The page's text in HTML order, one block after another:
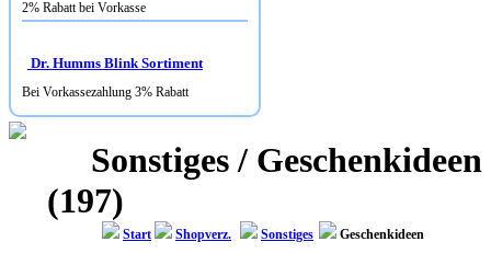
Dr. Humms Blink Sortiment
Sonstiges / Geschenkideen
(197)
Shopverz.
Auto
Geschenkideen